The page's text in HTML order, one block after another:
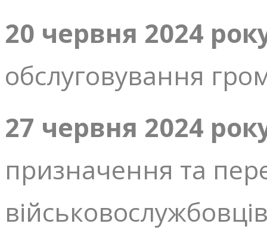
20 червня 2024
обслуговування
27 червня 2024
призначення та